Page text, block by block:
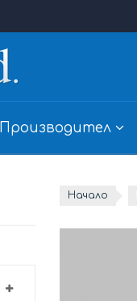
Производител
Начало